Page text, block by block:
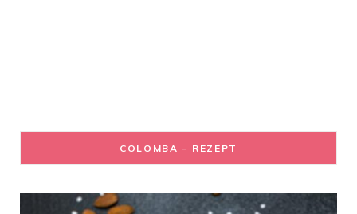
COLOMBA – REZEPT